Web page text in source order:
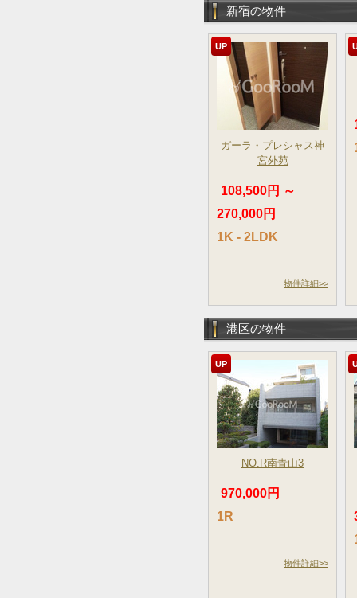
新宿の物件
UP
ガーラ・プレシャス神
宮外苑
108,500円 ～
270,000円
1K - 2LDK
物件詳細>>
港区の物件
UP
NO.R南青山3
970,000円
1R
物件詳細>>